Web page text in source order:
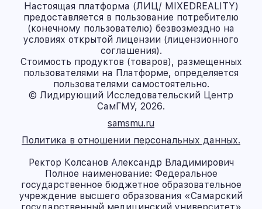
Настоящая платформа (ЛИЦ/ MIXEDREALITY)
предоставляется в пользование потребителю
(конечному пользователю) безвозмездно на
условиях открытой лицензии (лицензионного
соглашения).
Стоимость продуктов (товаров), размещенных
пользователями на Платформе, определяется
пользователями самостоятельно.
© Лидирующий Исследовательский Центр
СамГМУ, 2026.
samsmu.ru
Политика в отношении персональных данных.
Ректор Колсанов Александр Владимирович
Полное наименование: Федеральное
государственное бюджетное образовательное
учреждение высшего образования «Самарский